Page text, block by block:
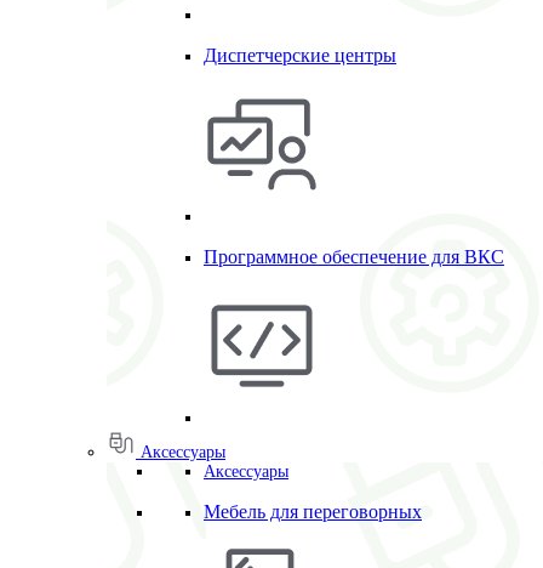
Диспетчерские центры
Программное обеспечение для ВКС
Аксессуары
Аксессуары
Мебель для переговорных